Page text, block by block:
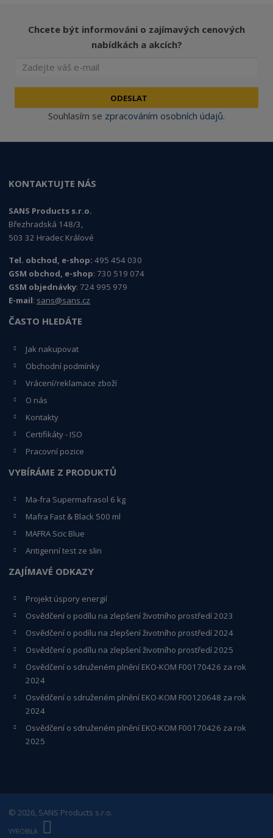
Chcete být informováni o zajímavých cenových
nabídkách a akcích?
ODESLAT
Souhlasím se zpracováním osobních údajů.
KONTAKTUJTE NÁS
SANS Products s.r.o.
Březhradská 148/3,
503 32 Hradec Králové
Tel. obchod, e-shop: 495 454 030
GSM obchod, e-shop: 730 519 074
GSM objednávky: 724 995 979
E-mail: sans@sans.cz
ČASTO HLEDÁTE
Jak nakupovat
Obchodní podmínky
Vrácení/reklamace zboží
O nás
Kontakty
Certifikáty - ISO
Pracovní pozice
VYBÍRÁME Z PRODUKTŮ
Ma-fra Supermafrasol 6 kg
Mafra Fast & Black 500 ml
MAFRA Scic Blue
Antigenní test ze slin
ZAJÍMAVÉ ODKAZY
Projekt úspory energií
Osvědčení o podílu na zlepšení životního prostředí 2023
Osvědčení o podílu na zlepšení životního prostředí 2024
Osvědčení o podílu na zlepšení životního prostředí 2025
Osvědčení o sdruženém plnění EKO-KOM F00170426 za rok
2024
Osvědčení o sdruženém plnění EKO-KOM F00120648 za rok
2024
Osvědčení o sdruženém plnění EKO-KOM F00170426 za rok
2025
© 2026, SANS Products s.r.o.
VYROBILA